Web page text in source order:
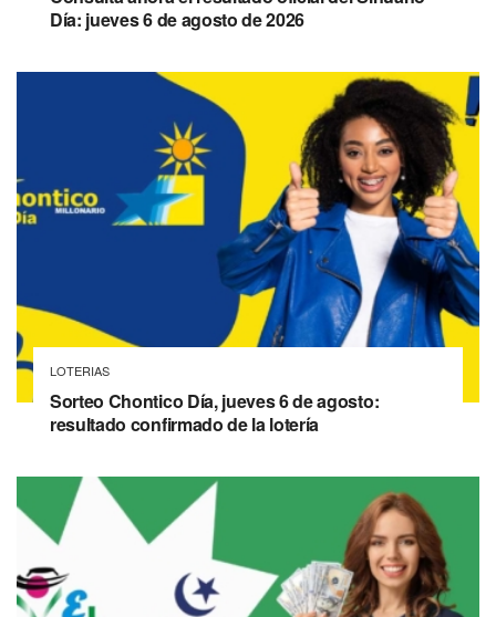
Día: jueves 6 de agosto de 2026
LOTERIAS
Sorteo Chontico Día, jueves 6 de agosto:
resultado confirmado de la lotería